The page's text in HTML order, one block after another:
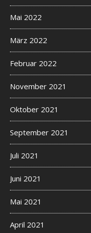
Mai 2022
März 2022
Februar 2022
November 2021
Oktober 2021
September 2021
Juli 2021
Juni 2021
Mai 2021
April 2021